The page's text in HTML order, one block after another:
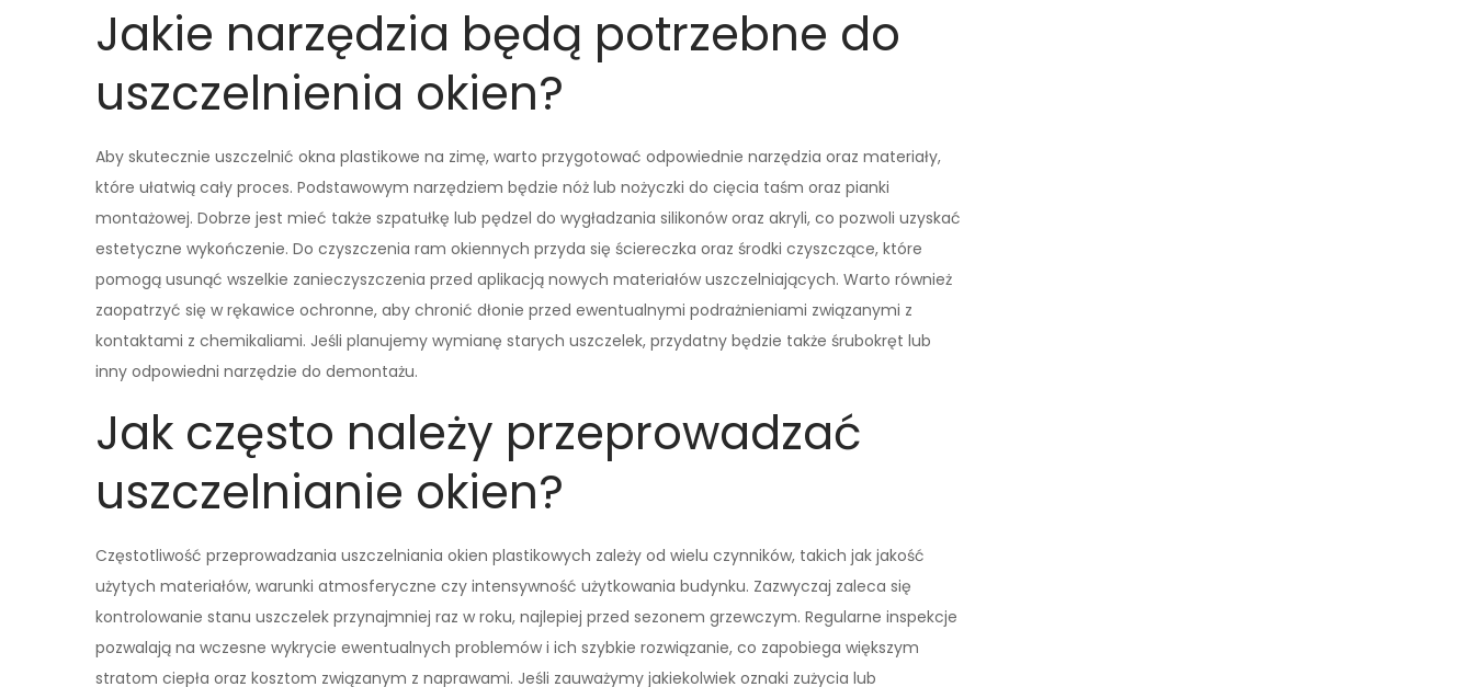
Jakie narzędzia będą potrzebne do
uszczelnienia okien?
Aby skutecznie uszczelnić okna plastikowe na zimę, warto przygotować odpowiednie narzędzia oraz materiały,
które ułatwią cały proces. Podstawowym narzędziem będzie nóż lub nożyczki do cięcia taśm oraz pianki
montażowej. Dobrze jest mieć także szpatułkę lub pędzel do wygładzania silikonów oraz akryli, co pozwoli uzyskać
estetyczne wykończenie. Do czyszczenia ram okiennych przyda się ściereczka oraz środki czyszczące, które
pomogą usunąć wszelkie zanieczyszczenia przed aplikacją nowych materiałów uszczelniających. Warto również
zaopatrzyć się w rękawice ochronne, aby chronić dłonie przed ewentualnymi podrażnieniami związanymi z
kontaktami z chemikaliami. Jeśli planujemy wymianę starych uszczelek, przydatny będzie także śrubokręt lub
inny odpowiedni narzędzie do demontażu.
Jak często należy przeprowadzać
uszczelnianie okien?
Częstotliwość przeprowadzania uszczelniania okien plastikowych zależy od wielu czynników, takich jak jakość
użytych materiałów, warunki atmosferyczne czy intensywność użytkowania budynku. Zazwyczaj zaleca się
kontrolowanie stanu uszczelek przynajmniej raz w roku, najlepiej przed sezonem grzewczym. Regularne inspekcje
pozwalają na wczesne wykrycie ewentualnych problemów i ich szybkie rozwiązanie, co zapobiega większym
stratom ciepła oraz kosztom związanym z naprawami. Jeśli zauważymy jakiekolwiek oznaki zużycia lub